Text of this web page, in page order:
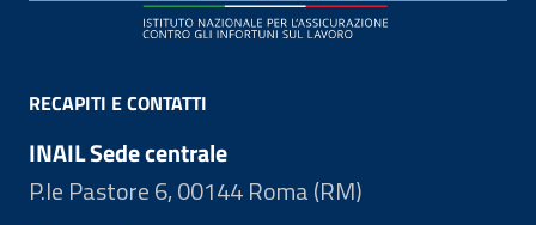
RECAPITI E CONTATTI
INAIL Sede centrale
P.le Pastore 6, 00144 Roma (RM)